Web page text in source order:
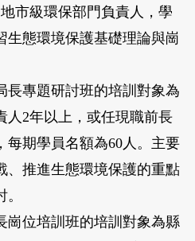
市級環保部門負責人，學
生態環境保護基礎理論與崗
長專題研討班的培訓對象為
人2年以上，或任現職前長
每期學員名額為60人。主要
、推進生態環境保護的重點
崗位培訓班的培訓對象為縣